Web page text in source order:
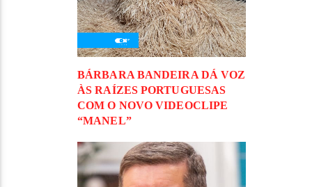
BÁRBARA BANDEIRA DÁ VOZ
ÀS RAÍZES PORTUGUESAS
COM O NOVO VIDEOCLIPE
“MANEL”